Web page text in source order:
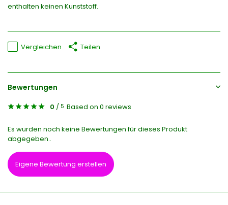
enthalten keinen Kunststoff.
Vergleichen Teilen
Bewertungen
0 / 5 Based on 0 reviews
Es wurden noch keine Bewertungen für dieses Produkt
abgegeben..
Eigene Bewertung erstellen